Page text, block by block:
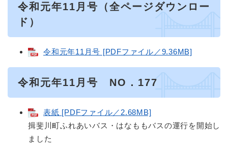
令和元年11月号（全ページダウンロー
ド）
令和元年11月号 [PDFファイル／9.36MB]
令和元年11月号 NO．177
表紙 [PDFファイル／2.68MB]
揖斐川町ふれあいバス・はなももバスの運行を開始し
ました